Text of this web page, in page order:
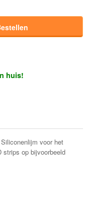
huis!
voor het
strips op bijvoorbeeld